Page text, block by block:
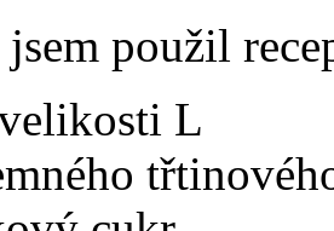
použil
L